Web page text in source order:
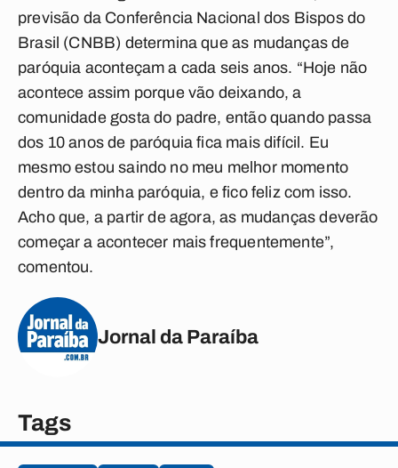
previsão da Conferência Nacional dos Bispos do
Brasil (CNBB) determina que as mudanças de
paróquia aconteçam a cada seis anos. “Hoje não
acontece assim porque vão deixando, a
comunidade gosta do padre, então quando passa
dos 10 anos de paróquia fica mais difícil. Eu
mesmo estou saindo no meu melhor momento
dentro da minha paróquia, e fico feliz com isso.
Acho que, a partir de agora, as mudanças deverão
começar a acontecer mais frequentemente”,
comentou.
Jornal da Paraíba
Tags